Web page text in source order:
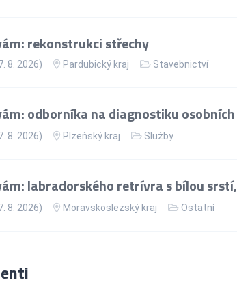
rekonstrukci střechy
8. 2026) Pardubický kraj Stavebnictví
odborníka na diagnostiku
8. 2026) Plzeňský kraj Služby
labradorského retrívra s bílou
8. 2026) Moravskoslezský kraj Ostatní